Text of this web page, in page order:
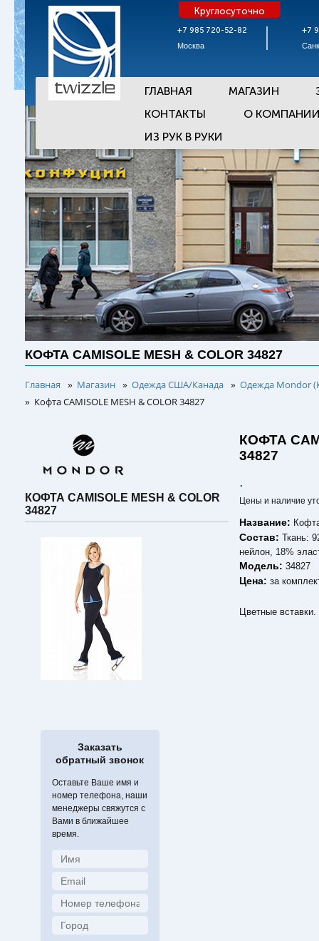
+7 985 720-52-82
Москва
Круглосуточно
+7
ГЛАВНАЯ МАГАЗИН
КОНТАКТЫ
О
ИЗ РУК В РУКИ
КОФТА CAMISOLE MESH & COLOR 34827
Главная » Магазин » Одежда США/Канада » Одежда Mondor
» Кофта CAMISOLE MESH & COLOR 34827
КОФТА CAMISOLE MESH & COLOR
34827
Заказать
обратный звонок
Оставьте Ваше имя и
номер телефона, наши
менеджеры свяжутся с
Вами в ближайшее
время.
КОФТА
34827
.
Цены и наличие
Название:
Состав:Ткань:
нейлон, 18%
Модель:34827
Цена:за
Цветные вставки.